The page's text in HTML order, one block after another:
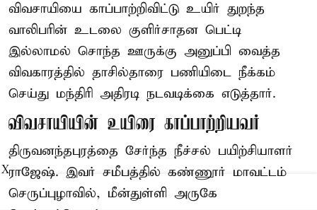
விவசாயியை காப்பாற்றிவிட்டு உயிர் துறந்த
வாலிபரின் உடலை குளிர்சாதன பெட்டி
இல்லாமல் சொந்த ஊருக்கு அனுப்பி வைத்த
விவகாரத்தில் தாசில்தாரை பணியிடை நீக்கம்
செய்து மந்திரி அதிரடி நடவடிக்கை எடுத்தார்.
விவசாயியின் உயிரை காப்பாற்றியவர்
திருவனந்தபுரத்தை சேர்ந்த நீச்சல் பயிற்சியாளர்
ராஜேஷ். இவர் சமீபத்தில் கண்ணூர் மாவட்டம்
செருப்புழாவில், மீன்துள்ளி அருகே
X